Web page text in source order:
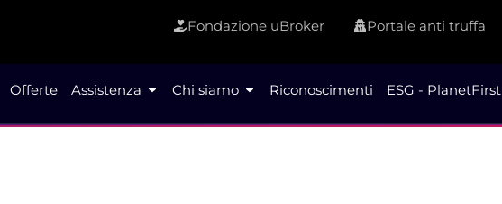
Fondazione uBroker Portale anti truffa
Offerte Assistenza Chi siamo Riconoscimenti ESG - PlanetFirst